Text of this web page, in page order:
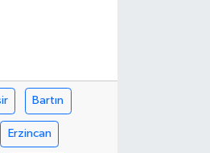
Bartın
Erzincan